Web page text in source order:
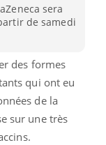
sera
de samedi
des formes
qui ont eu
de la
sur une très